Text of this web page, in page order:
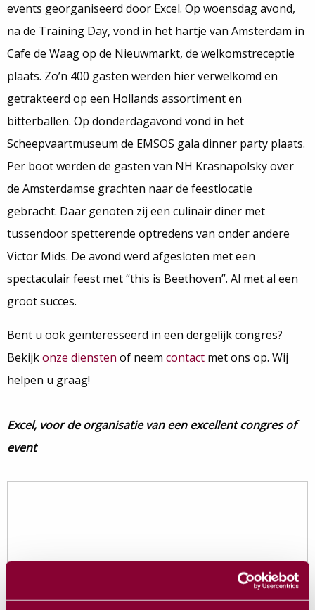
events georganiseerd door Excel. Op woensdag avond,
na de Training Day, vond in het hartje van Amsterdam in
Cafe de Waag op de Nieuwmarkt, de welkomstreceptie
plaats. Zo’n 400 gasten werden hier verwelkomd en
getrakteerd op een Hollands assortiment en
bitterballen. Op donderdagavond vond in het
Scheepvaartmuseum de EMSOS gala dinner party plaats.
Per boot werden de gasten van NH Krasnapolsky over
de Amsterdamse grachten naar de feestlocatie
gebracht. Daar genoten zij een culinair diner met
tussendoor spetterende optredens van onder andere
Victor Mids. De avond werd afgesloten met een
spectaculair feest met “this is Beethoven”. Al met al een
groot succes.
Bent u ook geïnteresseerd in een dergelijk congres?
Bekijkonze diensten of neem contact met ons op. Wij
helpen u graag!
Excel, voor de organisatie van een excellent congres of
event